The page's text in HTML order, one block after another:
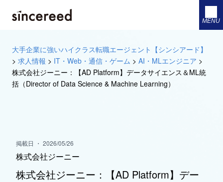
MENU
大手企業に強いハイクラス転職エージェント【シンシアード】
> 求人情報 > IT・Web・通信・ゲーム > AI・MLエンジニア >
株式会社ジーニー：【AD Platform】データサイエンス＆ML統
括（Director of Data Science & Machine Learning）
掲載日 ・ 2026/05/26
株式会社ジーニー
株式会社ジーニー：【AD Platform】デー